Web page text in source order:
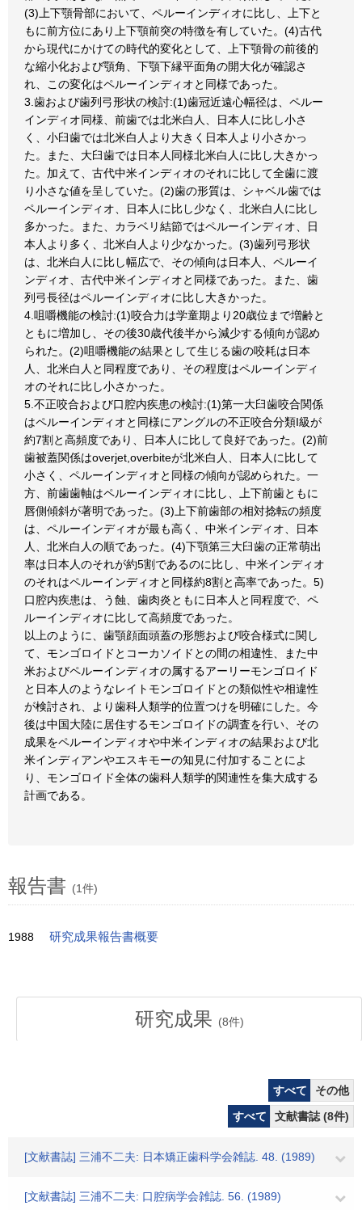
(3)上下顎骨部において、ペルーインディオに比し、上下と
もに前方位にあり上下顎前突の特徴を有していた。(4)古代
から現代にかけての時代的変化として、上下顎骨の前後的
な縮小化および顎角、下顎下縁平面角の開大化が確認さ
れ、この変化はペルーインディオと同様であった。
3.歯および歯列弓形状の検討:(1)歯冠近遠心幅径は、ペルー
インディオ同様、前歯では北米白人、日本人に比し小さ
く、小臼歯では北米白人より大きく日本人より小さかっ
た。また、大臼歯では日本人同様北米白人に比し大きかっ
た。加えて、古代中米インディオのそれに比して全歯に渡
り小さな値を呈していた。(2)歯の形質は、シャベル歯では
ペルーインディオ、日本人に比し少なく、北米白人に比し
多かった。また、カラベリ結節ではペルーインディオ、日
本人より多く、北米白人より少なかった。(3)歯列弓形状
は、北米白人に比し幅広で、その傾向は日本人、ペルーイ
ンディオ、古代中米インディオと同様であった。また、歯
列弓長径はペルーインディオに比し大きかった。
4.咀嚼機能の検討:(1)咬合力は学童期より20歳位まで増齢と
ともに増加し、その後30歳代後半から減少する傾向が認め
られた。(2)咀嚼機能の結果として生じる歯の咬耗は日本
人、北米白人と同程度であり、その程度はペルーインディ
オのそれに比し小さかった。
5.不正咬合および口腔内疾患の検討:(1)第一大臼歯咬合関係
はペルーインディオと同様にアングルの不正咬合分類I級が
約7割と高頻度であり、日本人に比して良好であった。(2)前
歯被蓋関係はoverjet,overbiteが北米白人、日本人に比して
小さく、ペルーインディオと同様の傾向が認められた。一
方、前歯歯軸はペルーインディオに比し、上下前歯ともに
唇側傾斜が著明であった。(3)上下前歯部の相対捻転の頻度
は、ペルーインディオが最も高く、中米インディオ、日本
人、北米白人の順であった。(4)下顎第三大臼歯の正常萌出
率は日本人のそれが約5割であるのに比し、中米インディオ
のそれはペルーインディオと同様約8割と高率であった。5)
口腔内疾患は、う蝕、歯肉炎ともに日本人と同程度で、ペ
ルーインディオに比して高頻度であった。
以上のように、歯顎顔面頭蓋の形態および咬合様式に関し
て、モンゴロイドとコーカソイドとの間の相違性、また中
米およびペルーインディオの属するアーリーモンゴロイド
と日本人のようなレイトモンゴロイドとの類似性や相違性
が検討され、より歯科人類学的位置つけを明確にした。今
後は中国大陸に居住するモンゴロイドの調査を行い、その
成果をペルーインディオや中米インディオの結果および北
米インディアンやエスキモーの知見に付加することによ
り、モンゴロイド全体の歯科人類学的関連性を集大成する
計画である。
報告書 (1件)
1988 研究成果報告書概要
研究成果 (8件)
すべて
その他
すべて
文献書誌 (8件)
[文献書誌] 三浦不二夫: 日本矯正歯科学会雑誌. 48. (1989)
[文献書誌] 三浦不二夫: 口腔病学会雑誌. 56. (1989)